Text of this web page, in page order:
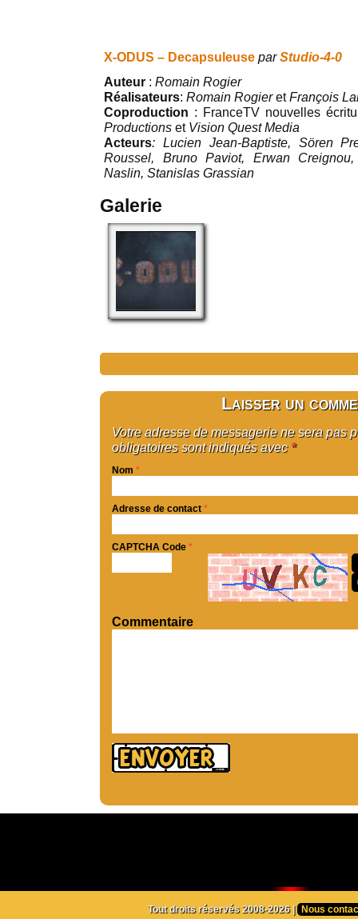
X-ODUS – Decapsuleuse parStudio-4-0
Auteur : Romain Rogier
Réalisateurs: Romain RogieretFrançois
Coproduction : FranceTV nouvelles
Productions et Vision Quest Media
Acteurs: Lucien Jean-Baptiste, Sören
Roussel, Bruno Paviot, Erwan
Naslin, Stanislas Grassian
Galerie
Laisser un
Votre adresse de messagerie ne sera pas
obligatoires sont indiqués avec *
Nom *
Adresse de contact *
CAPTCHA Code *
Commentaire
Tout droits réservés 2008-2026 | Nous